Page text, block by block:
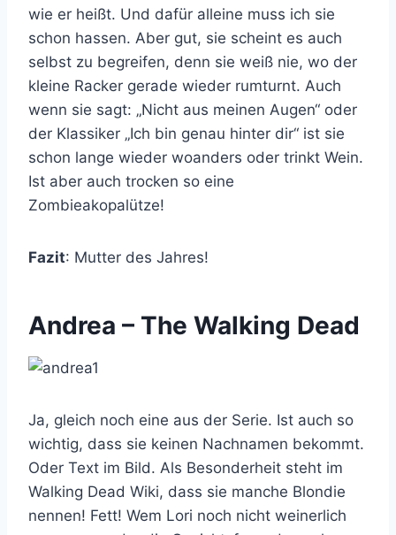
wie er heißt. Und dafür alleine muss ich sie
schon hassen. Aber gut, sie scheint es auch
selbst zu begreifen, denn sie weiß nie, wo der
kleine Racker gerade wieder rumturnt. Auch
wenn sie sagt: „Nicht aus meinen Augen“ oder
der Klassiker „Ich bin genau hinter dir“ ist sie
schon lange wieder woanders oder trinkt Wein.
Ist aber auch trocken so eine
Zombieakopalütze!
Fazit: Mutter des Jahres!
Andrea – The Walking Dead
Ja, gleich noch eine aus der Serie. Ist auch so
wichtig, dass sie keinen Nachnamen bekommt.
Oder Text im Bild. Als Besonderheit steht im
Walking Dead Wiki, dass sie manche Blondie
nennen! Fett! Wem Lori noch nicht weinerlich